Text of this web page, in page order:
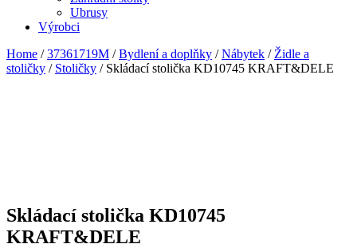
Ubrusy
Výrobci
Home /37361719M /Bydlení a doplňky /Nábytek / Židle a
stoličky / Stoličky / Skládací stolička KD10745 KRAFT&DELE
Skládací stolička KD10745
KRAFT&DELE